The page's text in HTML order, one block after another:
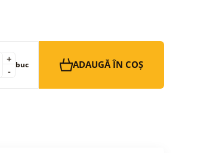
-
+ buc ADAUGĂ ÎN COȘ